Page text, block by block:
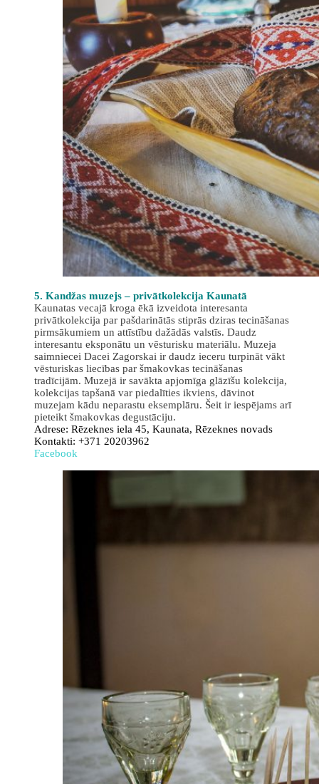
5. Kandžas muzejs – privātkolekcija Kaunatā
Kaunatas vecajā kroga ēkā izveidota interesanta
privātkolekcija par pašdarinātās stiprās dziras tecināšanas
pirmsākumiem un attīstību dažādās valstīs. Daudz
interesantu eksponātu un vēsturisku materiālu. Muzeja
saimniecei Dacei Zagorskai ir daudz ieceru turpināt vākt
vēsturiskas liecības par šmakovkas tecināšanas
tradīcijām. Muzejā ir savākta apjomīga glāzīšu kolekcija,
kolekcijas tapšanā var piedalīties ikviens, dāvinot
muzejam kādu neparastu eksemplāru. Šeit ir iespējams arī
pieteikt šmakovkas degustāciju.
Adrese: Rēzeknes iela 45, Kaunata, Rēzeknes novads
Kontakti: +371 20203962
Facebook